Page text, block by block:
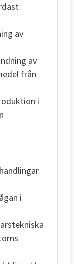
av
av
från
i
i